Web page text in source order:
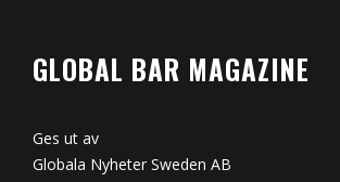
GLOBAL BAR MAGAZINE
Ges ut av
Globala Nyheter Sweden AB